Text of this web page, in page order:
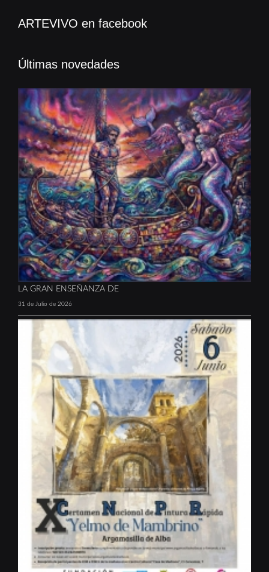
ARTEVIVO en facebook
Últimas novedades
LA GRAN ENSEÑANZA DE
31 de Julio de 2026